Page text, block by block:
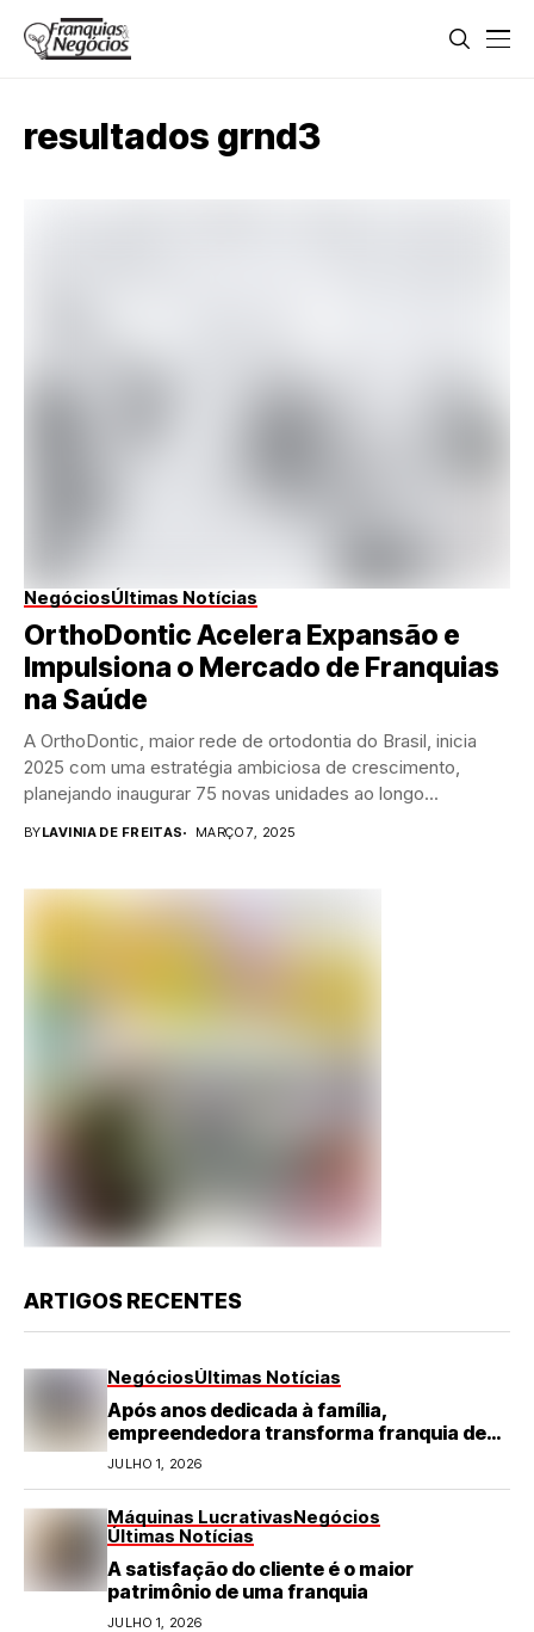
resultados grnd3
NegóciosÚltimas Notícias
OrthoDontic Acelera Expansão e
Impulsiona o Mercado de Franquias
na Saúde
A OrthoDontic, maior rede de ortodontia do Brasil, inicia
2025 com uma estratégia ambiciosa de crescimento,
planejando inaugurar 75 novas unidades ao longo...
BYLAVINIA DE FREITAS MARÇO 7, 2025
ARTIGOS RECENTES
NegóciosÚltimas Notícias
Após anos dedicada à família,
empreendedora transforma franquia de
turismo em negócio de destaque no RN
JULHO 1, 2026
Máquinas LucrativasNegócios
Últimas Notícias
A satisfação do cliente é o maior
patrimônio de uma franquia
JULHO 1, 2026